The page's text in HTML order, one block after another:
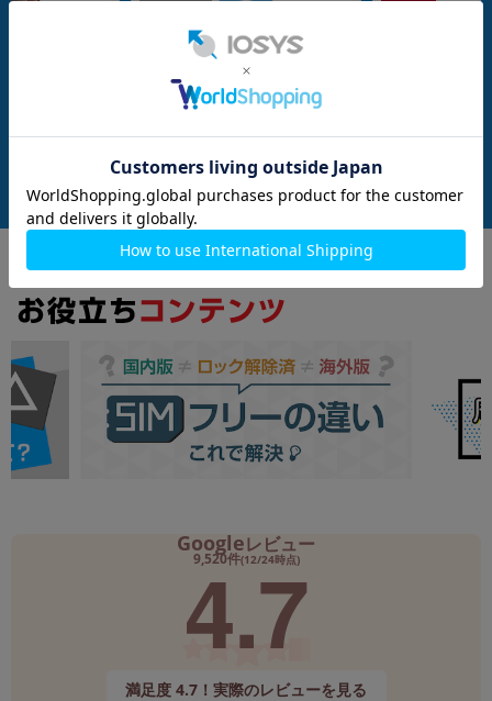
124,800 円 (税込)
【ネットワーク利用制限▲】Galaxy
S25 Ultra SM-S938Z 256GB チタニウ
ムシルバーブルー【SoftBank版 SIM
メーカー：SAMSUNG
付属品: 本体のみ(Sペン付属)
中古Bランク 137,800 円 (税込)
付属品: 箱/マニュアル
中古Bランク
Googleレビュー
9,520件(12/24時点)
4.7
満足度 4.7！実際のレビューを見る